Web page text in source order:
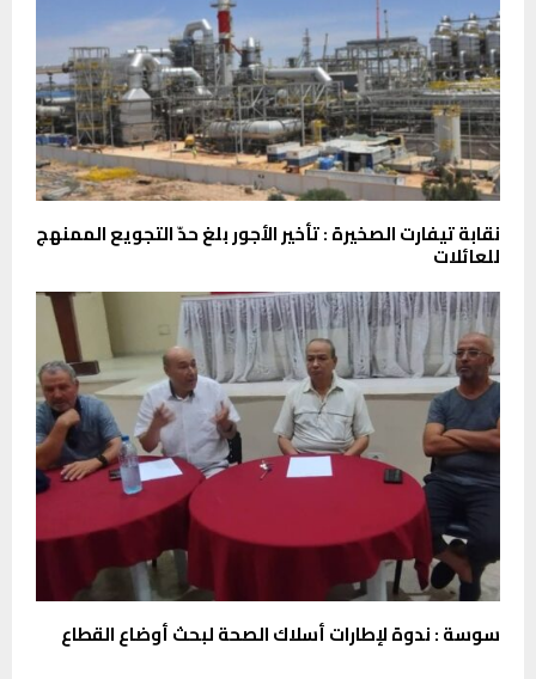
نقابة تيفارت الصخيرة : تأخير الأجور بلغ حدّ التجويع الممنهج
للعائلات
سوسة : ندوة لإطارات أسلاك الصحة لبحث أوضاع القطاع